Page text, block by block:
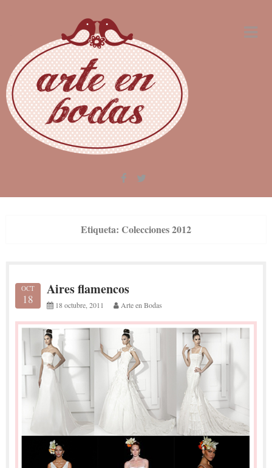
Etiqueta: Colecciones 2012
OCT
18
Aires flamencos
18 octubre, 2011 Arte en Bodas